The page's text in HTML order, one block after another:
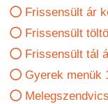
Frissensült ár
Frissensült
Frissensült tál
Gyerek menük
Melegszendvics